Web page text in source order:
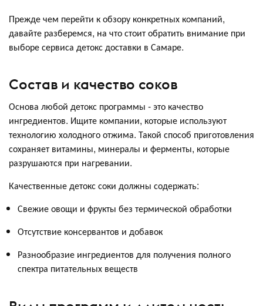
Прежде чем перейти к обзору конкретных компаний,
давайте разберемся, на что стоит обратить внимание при
выборе сервиса детокс доставки в Самаре.
Состав и качество соков
Основа любой детокс программы - это качество
ингредиентов. Ищите компании, которые используют
технологию холодного отжима. Такой способ приготовления
сохраняет витамины, минералы и ферменты, которые
разрушаются при нагревании.
Качественные детокс соки должны содержать:
Свежие овощи и фрукты без термической обработки
Отсутствие консервантов и добавок
Разнообразие ингредиентов для получения полного
спектра питательных веществ